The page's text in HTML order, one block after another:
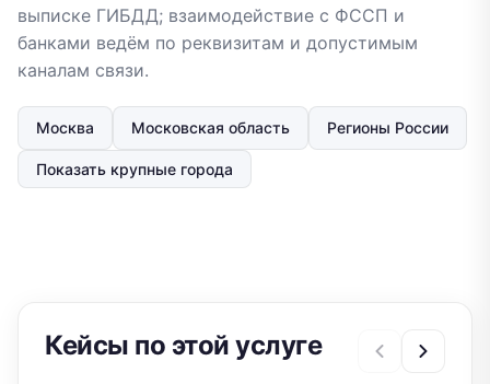
выписке ГИБДД; взаимодействие с ФССП и
банками ведём по реквизитам и допустимым
каналам связи.
Москва Московская область Регионы России
Показать крупные города
Кейсы по этой услуге